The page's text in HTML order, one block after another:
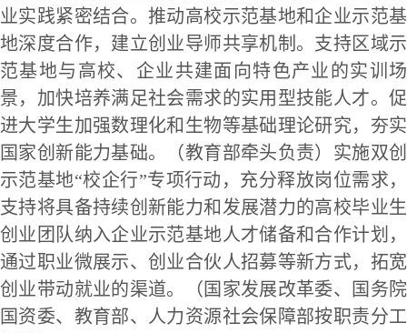
业实践紧密结合。推动高校示范基地和企业示范基
地深度合作，建立创业导师共享机制。支持区域示
范基地与高校、企业共建面向特色产业的实训场
景，加快培养满足社会需求的实用型技能人才。促
进大学生加强数理化和生物等基础理论研究，夯实
国家创新能力基础。（教育部牵头负责）实施双创
示范基地“校企行”专项行动，充分释放岗位需求，
支持将具备持续创新能力和发展潜力的高校毕业生
创业团队纳入企业示范基地人才储备和合作计划，
通过职业微展示、创业合伙人招募等新方式，拓宽
创业带动就业的渠道。（国家发展改革委、国务院
国资委、教育部、人力资源社会保障部按职责分工